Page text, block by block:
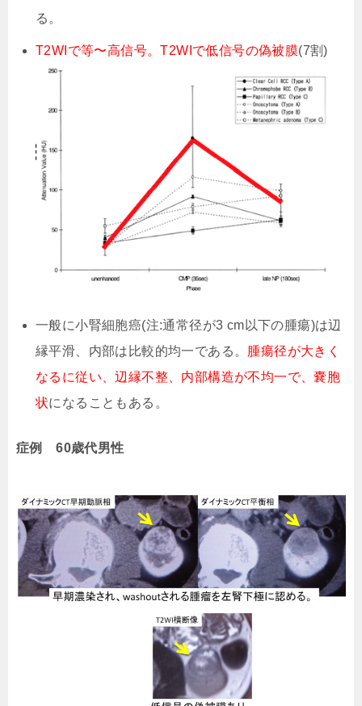
る。
T2WIで等〜高信号。T2WIで低信号の偽被膜(7割)
一般に小腎細胞癌(注:通常径が3 cm以下の腫瘍)は辺
縁平滑、内部は比較的均一である。 腫瘍径が大きく
なるに従い、辺縁不整、内部構造が不均一で、嚢胞
状になることもある。
症例 60歳代男性